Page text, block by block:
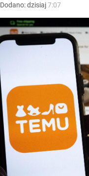
Dodano:dzisiaj7:07